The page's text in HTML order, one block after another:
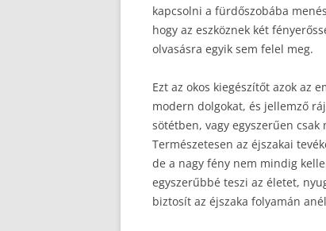
kapcsolni a fürdőszobába
hogy az eszköznek két
olvasásra egyik sem felel meg.
Ezt az okos kiegészítőt azok az
modern dolgokat, és jellemző
sötétben, vagy egyszerűen
Természetesen az éjszakai
de a nagy fény nem mindig
egyszerűbbé teszi az életet,
biztosít az éjszaka folyamán